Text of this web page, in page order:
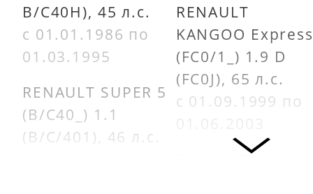
B/C40H), 45 л.с.
с 01.01.1986 по
01.03.1995
RENAULT SUPER 5
(B/C40_) 1.1
(B/C/401), 46 л.с.
RENAULT
KANGOO Express
(FC0/1_) 1.9 D
(FC0J), 65 л.с.
с 01.09.1999 по
RENAULT 21